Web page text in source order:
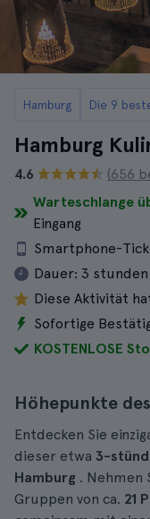
Hamburg
Hamburg
4.6
(656
Warteschlange
Eingang
Smartphone-
Dauer: 3 stunden
Diese Aktivität
Sofortige
KOSTENLOSE
Höhepunkte
Entdecken Sie
dieser etwa 3-
Hamburg . Nehmen
Gruppen von ca. 21